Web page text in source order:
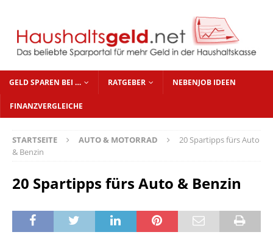
GELD SPAREN BEI … RATGEBER NEBENJOB IDEEN
FINANZVERGLEICHE
STARTSEITE AUTO & MOTORRAD
20 Spartipps fürs Auto
& Benzin
20 Spartipps fürs Auto & Benzin